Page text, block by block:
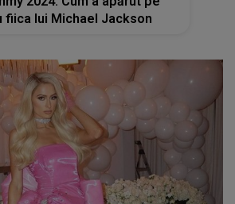
fiica lui Michael Jackson